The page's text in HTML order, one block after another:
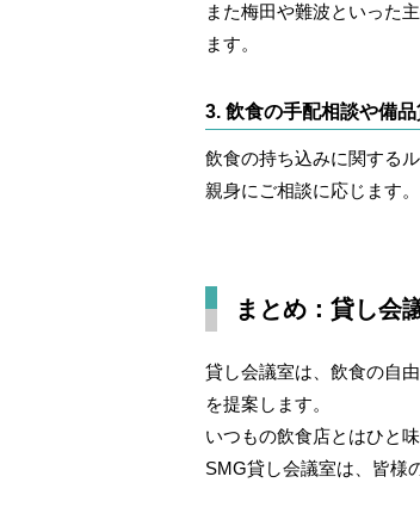
また梅田や難波といった
ます。
3. 飲食の手配相談や備
飲食の持ち込みに関する
親身にご相談に応じます。
まとめ：貸し会
貸し会議室は、飲食の自
を提案します。
いつもの飲食店とはひと
SMG貸し会議室は、皆様